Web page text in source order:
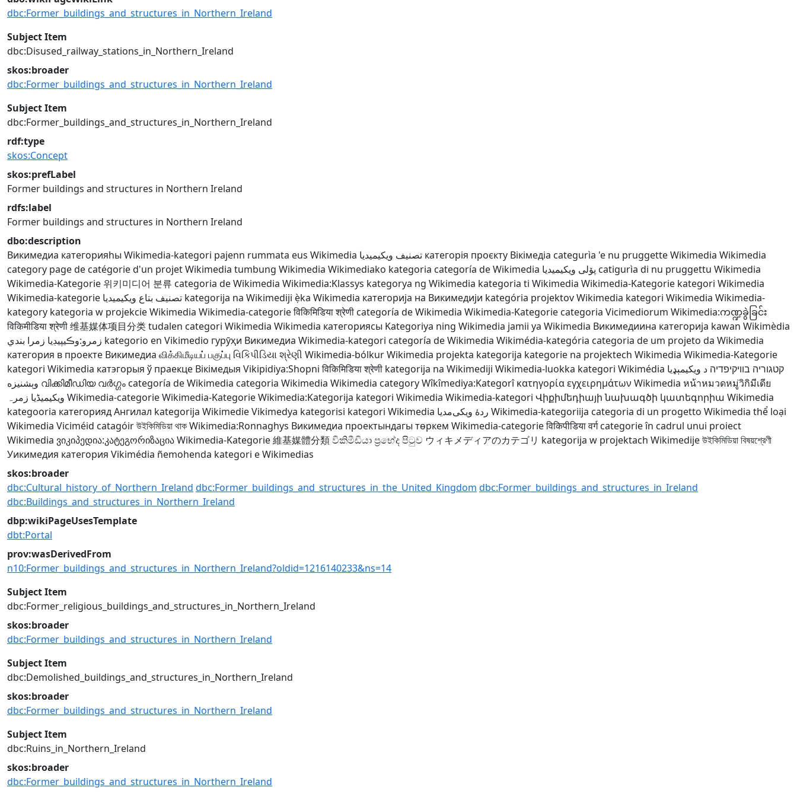
dbc:Former_buildings_and_structures_in_Northern_Ireland
Subject Item
dbc:Disused_railway_stations_in_Northern_Ireland
skos:broader
dbc:Former_buildings_and_structures_in_Northern_Ireland
Subject Item
dbc:Former_buildings_and_structures_in_Northern_Ireland
rdf:type
skos:Concept
skos:prefLabel
Former buildings and structures in Northern Ireland
rdfs:label
Former buildings and structures in Northern Ireland
dbo:description
Викимедиа категорияһы Wikimedia-kategori pajenn rummata eus Wikimedia تصنيف ويكيميديا категорія проєкту Вікімедіа categurìa 'e nu pruggette Wikimedia Wikimedia
category page de catégorie d'un projet Wikimedia tumbung Wikimedia Wikimediako kategoria categoría de Wikimedia پۆلی ویکیمیدیا catigurìa di nu pruggettu Wikimedia
Wikimedia-Kategorie 위키미디어 분류 categoria de Wikimedia Wikimedia:Klassys kategorya ng Wikimedia kategoria ti Wikimedia Wikimedia-Kategorie kategori Wikimedia
Wikimedia-kategorie تصنيف بتاع ويكيميديا kategorija na Wikimediji ẹ̀ka Wikimedia категорија на Викимедији kategória projektov Wikimedia kategori Wikimedia Wikimedia-
kategory kategoria w projekcie Wikimedia Wikimedia-categorieविकिमिडिया श्रेणी categoría de Wikimedia Wikimedia-Kategorie categoria Vicimediorum Wikimedia:ကဏ္ဍခွဲခြင်း
विकिमीडिया श्रेणी维基媒体项目分类tudalen categori Wikimedia Wikimedia категориясы Kategoriya ning Wikimedia jamii ya Wikimedia Викимедиина категорија kawan Wikimèdia
زمرو:وڪيپيڊيا زمرا بندي kategorio en Vikimedio гурӯҳи Викимедиа Wikimedia-kategori categoría de Wikimedia Wikimédia-kategória categoria de um projeto da Wikimedia
категория в проекте Викимедиа விக்கிமீடியப் பகுப்பு વિકિપીડિયા શ્રેણી Wikimedia-bólkurWikimedia projekta kategorija kategorie na projektech Wikimedia Wikimedia-Kategorie
kategori Wikimedia катэгорыя ў праекце Вікімедыя Vikipidiya:Shopni विकिमिडिया श्रेणी kategorija na Wikimediji Wikimedia-luokka kategori Wikimédia קטגוריה בוויקיפדיה د ويکيمېډيا
وېشنيزه വിക്കിമീഡിയ വർഗ്ഗം categoría de Wikimedia categoria Wikimedia Wikimedia categoryWîkîmediya:Kategorî κατηγορία εγχειρημάτων Wikimedia หน้าหมวดหมู่วิกิมีเดีย
ویکیمیڈیا زمرہ Wikimedia-categorieWikimedia-KategorieWikimedia:Kategorija kategori Wikimedia Wikimedia-kategori Վիքիմեդիայի նախագծի կատեգորիա Wikimedia
kategooria категорияд Ангилал kategorija WikimedieVikimedya kategorisi kategori Wikimedia ردهٔ ویکی‌مدیا Wikimedia-kategoriija categoria di un progetto Wikimedia thể loại
Wikimedia Viciméid catagóirউইকিমিডিয়া থাকWikimedia:Ronnaghys Викимедиа проектындагы төркем Wikimedia-categorieविकिपीडिया वर्ग categorie în cadrul unui proiect
Wikimedia ვიკიპედია:კატეგორიზაციაWikimedia-Kategorie維基媒體分類විකිමීඩියා ප්‍රභේද පිටුව ウィキメディアのカテゴリ kategorija w projektach Wikimedijeউইকিমিডিয়া বিষয়শ্রেণী
Уикимедия категория Vikimédia ñemohenda kategori e Wikimedias
skos:broader
dbc:Cultural_history_of_Northern_Ireland dbc:Former_buildings_and_structures_in_the_United_Kingdom dbc:Former_buildings_and_structures_in_Ireland
dbc:Buildings_and_structures_in_Northern_Ireland
dbp:wikiPageUsesTemplate
dbt:Portal
prov:wasDerivedFrom
n10:Former_buildings_and_structures_in_Northern_Ireland?oldid=1216140233&ns=14
Subject Item
dbc:Former_religious_buildings_and_structures_in_Northern_Ireland
skos:broader
dbc:Former_buildings_and_structures_in_Northern_Ireland
Subject Item
dbc:Demolished_buildings_and_structures_in_Northern_Ireland
skos:broader
dbc:Former_buildings_and_structures_in_Northern_Ireland
Subject Item
dbc:Ruins_in_Northern_Ireland
skos:broader
dbc:Former_buildings_and_structures_in_Northern_Ireland